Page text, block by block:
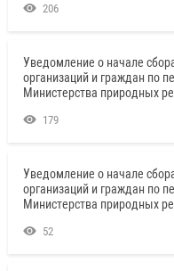
206
Уведомление о начале
организаций и граждан по
Министерства природных
179
Уведомление о начале
организаций и граждан по
Министерства природных
52